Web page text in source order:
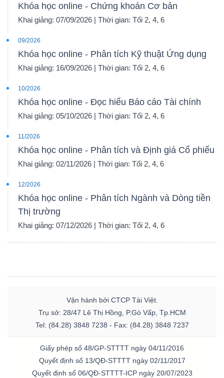
Khóa học online - Chứng khoán Cơ bản
Khai giảng: 07/09/2026 | Thời gian: Tối 2, 4, 6
09/2026
Khóa học online - Phân tích Kỹ thuật Ứng dụng
Khai giảng: 16/09/2026 | Thời gian: Tối 2, 4, 6
10/2026
Khóa học online - Đọc hiểu Báo cáo Tài chính
Khai giảng: 05/10/2026 | Thời gian: Tối 2, 4, 6
11/2026
Khóa học online - Phân tích và Định giá Cổ phiếu
Khai giảng: 02/11/2026 | Thời gian: Tối 2, 4, 6
12/2026
Khóa học online - Phân tích Ngành và Dòng tiền
Thị trường
Khai giảng: 07/12/2026 | Thời gian: Tối 2, 4, 6
Vận hành bởi CTCP Tài Việt.
Trụ sở: 28/47 Lê Thị Hồng, P.Gò Vấp, Tp.HCM
Tel: (84.28) 3848 7238 - Fax: (84.28) 3848 7237
Giấy phép số 48/GP-STTTT ngày 04/11/2016
Quyết định số 13/QĐ-STTTT ngày 02/11/2017
Quyết định số 06/QĐ-STTTT-ICP ngày 20/07/2023